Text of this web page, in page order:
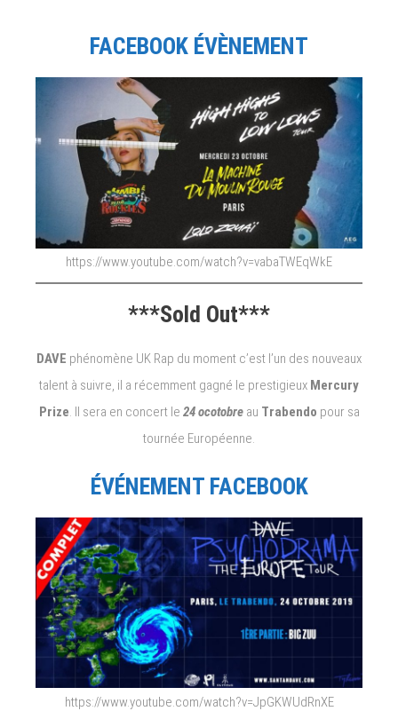
FACEBOOK ÉVÈNEMENT
https://www.youtube.com/watch?v=vabaTWEqWkE
***Sold Out***
DAVE phénomène UK Rap du moment c’est l’un des nouveaux
talent à suivre, il a récemment gagné le prestigieux Mercury
Prize. Il sera en concert le 24 ocotobreau Trabendo pour sa
tournée Européenne.
ÉVÉNEMENT FACEBOOK
https://www.youtube.com/watch?v=JpGKWUdRnXE